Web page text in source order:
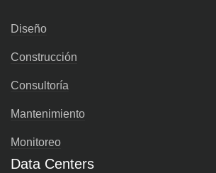
Diseño
Construcción
Consultoría
Mantenimiento
Monitoreo
Data Centers